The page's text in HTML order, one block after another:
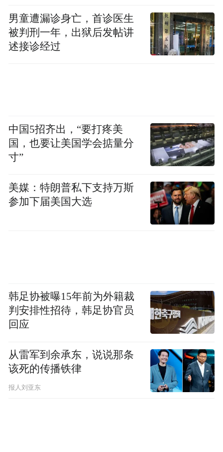
男童遭漏诊身亡，首诊医生
被判刑一年，出狱后发帖讲
述接诊经过
中国5招齐出，“要打疼美
国，也要让美国学会掂量分
寸”
美媒：特朗普私下支持万斯
参加下届美国大选
韩足协被曝15年前为外籍裁
判安排性招待，韩足协官员
回应
从雷军到余承东，说说那条
该死的传播铁律
报人刘亚东